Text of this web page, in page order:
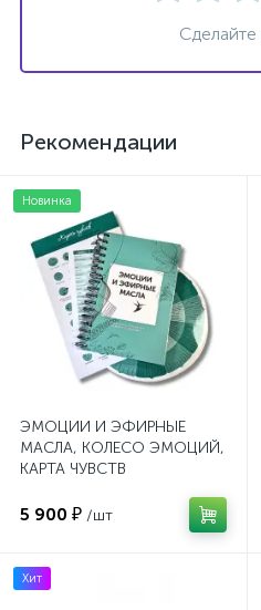
Рекомендации
Новинка
ЭМОЦИИ И ЭФИРНЫЕ
МАСЛА, КОЛЕСО ЭМОЦИЙ,
КАРТА ЧУВСТВ
5 900 ₽ /шт
Хит